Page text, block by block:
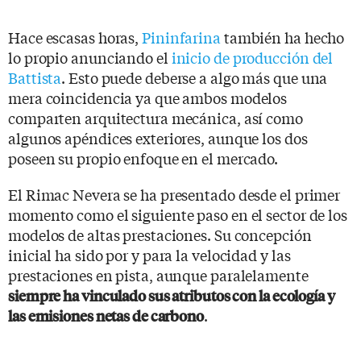
Hace escasas horas,Pininfarina también ha hecho
lo propio anunciando el inicio de producción del
Battista. Esto puede deberse a algo más que una
mera coincidencia ya que ambos modelos
comparten arquitectura mecánica, así como
algunos apéndices exteriores, aunque los dos
poseen su propio enfoque en el mercado.
El Rimac Nevera se ha presentado desde el primer
momento como el siguiente paso en el sector de los
modelos de altas prestaciones. Su concepción
inicial ha sido por y para la velocidad y las
prestaciones en pista, aunque paralelamente
siempre ha vinculado sus atributos con la ecología y
las emisiones netas de carbono.